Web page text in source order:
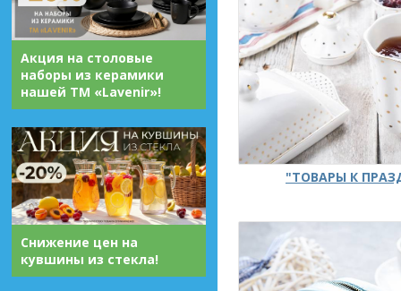
Акция на столовые
наборы из керамики
нашей ТМ «Lavenir»!
Снижение цен на
кувшины из стекла!
"ТОВАРЫ К